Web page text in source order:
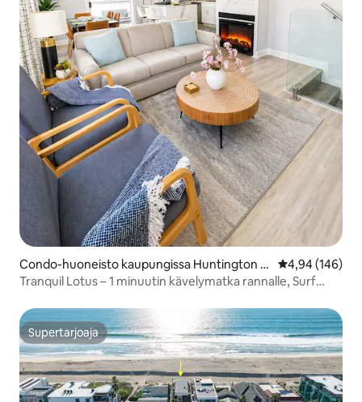
Condo-huoneisto kaupungissa Huntington B
each
4,94 (146)
Tranquil Lotus – 1 minuutin kävelymatka rannalle, Surf
Supertarjoaja
Supertarjoaja